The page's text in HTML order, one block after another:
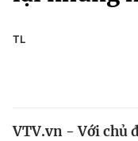
TL
VTV.vn - Với chủ